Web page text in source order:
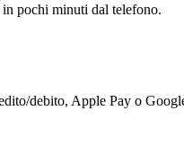
pochi minuti dal telefono.
debito, Apple Pay o